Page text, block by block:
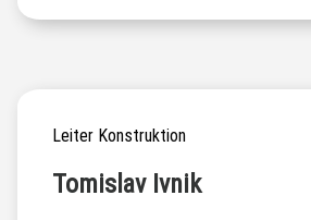
Leiter Konstruktion
Tomislav Ivnik